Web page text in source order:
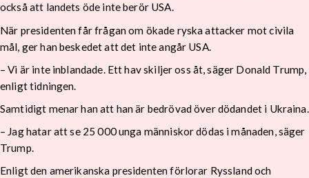
också att landets öde inte berör USA.
När presidenten får frågan om ökade ryska attacker mot civila
mål, ger han beskedet att det inte angår USA.
– Vi är inte inblandade. Ett hav skiljer oss åt, säger Donald Trump,
enligt tidningen.
Samtidigt menar han att han är bedrövad över dödandet i Ukraina.
– Jag hatar att se 25 000 unga människor dödas i månaden, säger
Trump.
Enligt den amerikanska presidenten förlorar Ryssland och